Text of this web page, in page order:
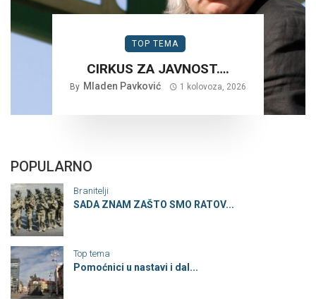
TOP TEMA
CIRKUS ZA JAVNOST….
By Mladen Pavković 1 kolovoza, 2026
POPULARNO
Branitelji
SADA ZNAM ZAŠTO SMO RATOV...
Top tema
Pomoćnici u nastavi i dal...